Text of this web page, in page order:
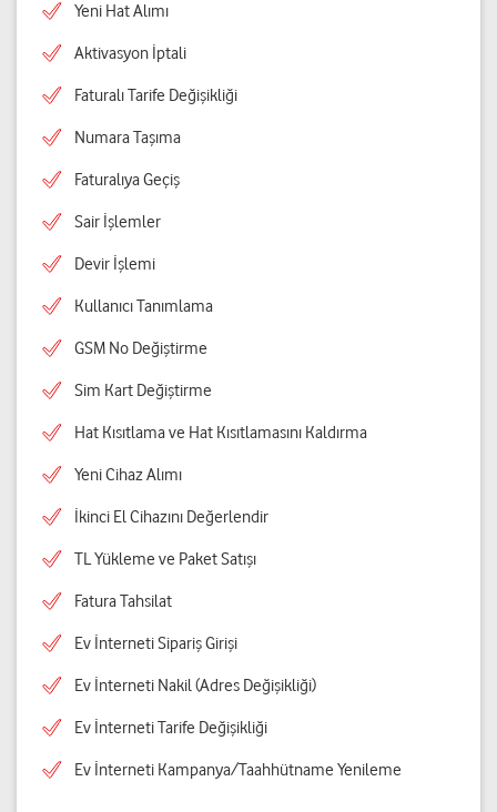
Yeni Hat Alımı
Aktivasyon İptali
Faturalı Tarife Değişikliği
Numara Taşıma
Faturalıya Geçiş
Sair İşlemler
Devir İşlemi
Kullanıcı Tanımlama
GSM No Değiştirme
Sim Kart Değiştirme
Hat Kısıtlama ve Hat Kısıtlamasını Kaldırma
Yeni Cihaz Alımı
İkinci El Cihazını Değerlendir
TL Yükleme ve Paket Satışı
Fatura Tahsilat
Ev İnterneti Sipariş Girişi
Ev İnterneti Nakil (Adres Değişikliği)
Ev İnterneti Tarife Değişikliği
Ev İnterneti Kampanya/Taahhütname Yenileme